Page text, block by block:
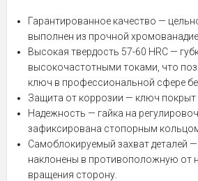
Гарантированное качество —
выполнен из прочной
Высокая твердость 57-60 HRC —
высокочастотными токами, что
ключ в профессиональной сфере
Защита от коррозии — ключ
Надежность — гайка на
зафиксирована стопорным
Самоблокируемый захват деталей
наклонены в противоположную от
вращения сторону.